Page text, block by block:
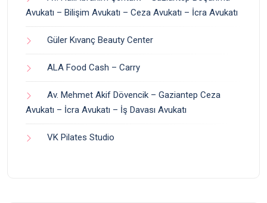
Avukatı – Bilişim Avukatı – Ceza Avukatı – İcra Avukatı
Güler Kıvanç Beauty Center
ALA Food Cash – Carry
Av. Mehmet Akif Dövencik – Gaziantep Ceza
Avukatı – İcra Avukatı – İş Davası Avukatı
VK Pilates Studio